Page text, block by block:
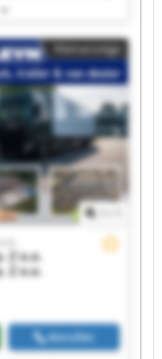
Z o.o. MM Machinery
Machinery Sp. Z o.o.
MM Machinery Sp. Z
o.o. MM Machinery Sp.
Z o.o. MM Machinery
Sp. Z o.o. MM
Machinery Sp. Z o.o.
MM Machinery Sp. Z
Kleinanzeige
Z o.o.
Z o.o.
Anrufen